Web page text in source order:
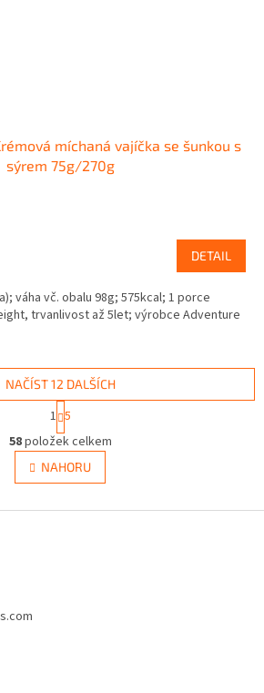
míchaná vajíčka se šunkou s
sýrem 75g/270g
DETAIL
váha vč. obalu 98g; 575kcal; 1 porce
trvanlivost až 5let; výrobce Adventure
O
v
l
á
NAČÍST 12 DALŠÍCH
S
t
r
á
n
k
v
1 5
58položek celkem
NAHORU